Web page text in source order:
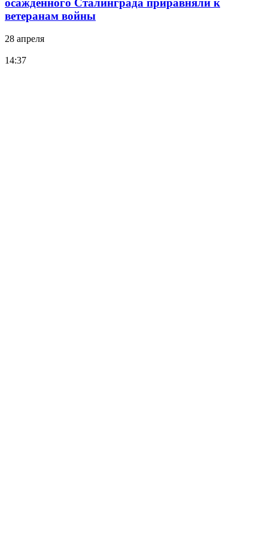
осажденного Сталинграда приравняли к
ветеранам войны
28 апреля
14:37